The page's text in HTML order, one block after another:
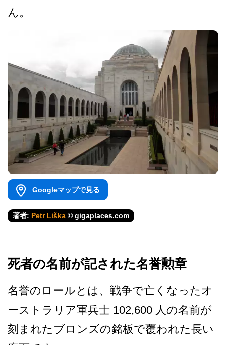
ん。
Googleマップで見る
著者: Petr Liška © gigaplaces.com
死者の名前が記された名誉勲章
名誉のロールとは、戦争で亡­くなったオ
ーストラリア軍兵士 102,600 人の名前が
刻まれたブロンズ­の銘板で覆われた長い